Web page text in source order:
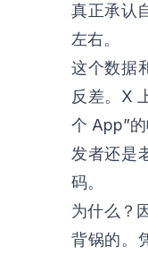
真正承认
左右。
这个数据
反差。X
个 App”
发者还是
码。
为什么？
背锅的。